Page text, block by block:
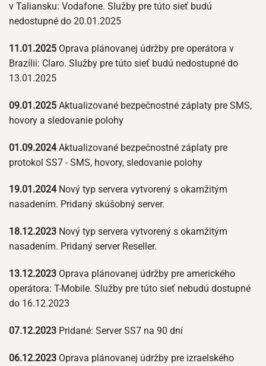
v Taliansku: Vodafone. Služby pre túto sieť budú
nedostupné do 20.01.2025
11.01.2025 Oprava plánovanej údržby pre operátora v
Brazílii: Claro. Služby pre túto sieť budú nedostupné do
13.01.2025
09.01.2025 Aktualizované bezpečnostné záplaty pre SMS,
hovory a sledovanie polohy
01.09.2024Aktualizované bezpečnostné záplaty pre
protokol SS7 - SMS, hovory, sledovanie polohy
19.01.2024Nový typ servera vytvorený s okamžitým
nasadením. Pridaný skúšobný server.
18.12.2023 Nový typ servera vytvorený s okamžitým
nasadením. Pridaný server Reseller.
13.12.2023 Oprava plánovanej údržby pre amerického
operátora: T-Mobile. Služby pre túto sieť nebudú dostupné
do 16.12.2023
07.12.2023 Pridané: Server SS7 na 90 dní
06.12.2023 Oprava plánovanej údržby pre izraelského